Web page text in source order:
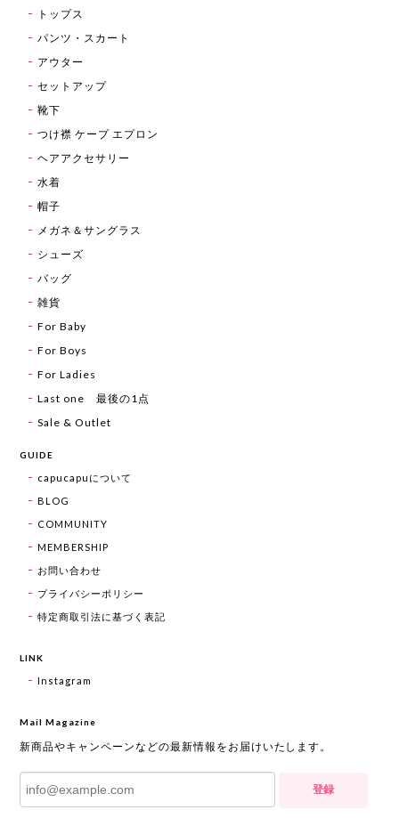
トップス
パンツ・スカート
アウター
セットアップ
靴下
つけ襟 ケープ エプロン
ヘアアクセサリー
水着
帽子
メガネ＆サングラス
シューズ
バッグ
雑貨
For Baby
For Boys
For Ladies
Last one 最後の1点
Sale & Outlet
GUIDE
capucapuについて
BLOG
COMMUNITY
MEMBERSHIP
お問い合わせ
プライバシーポリシー
特定商取引法に基づく表記
LINK
Instagram
Mail Magazine
新商品やキャンペーンなどの最新情報をお届けいたします。
登録